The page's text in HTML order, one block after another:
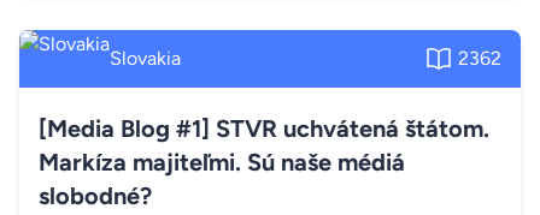
Slovakia 2362
[Media Blog #1] STVR uchvátená štátom.
Markíza majiteľmi. Sú naše médiá
slobodné?